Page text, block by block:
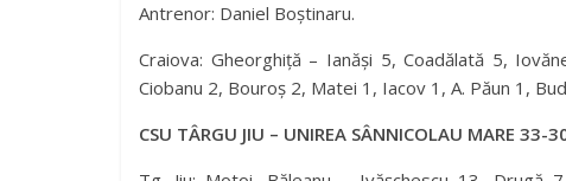
Antrenor: Daniel Boștinaru.
Craiova: Gheorghiță – Ianăși 5, Coadălată 5,
Ciobanu 2, Bouroș 2, Matei 1, Iacov 1, A. Păun 1,
CSU TÂRGU JIU – UNIREA SÂNNICOLAU MARE 33-